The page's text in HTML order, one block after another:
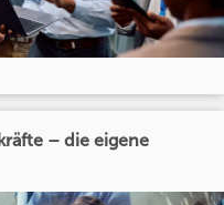
– die eigene